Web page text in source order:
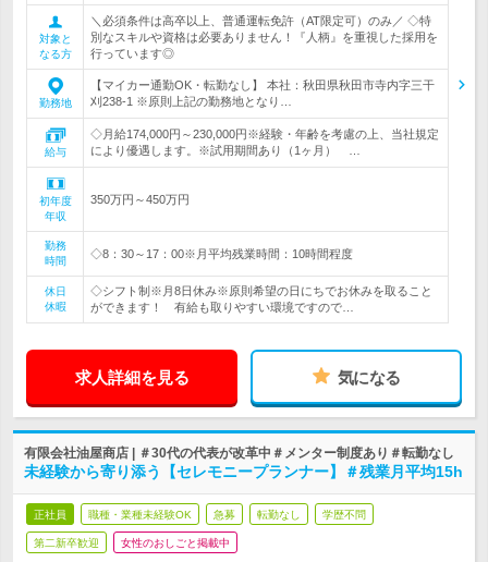
対象と
なる方
＼必須条件は高卒以上、普通運転免許（AT限定可）のみ／ ◇特
別なスキルや資格は必要ありません！『人柄』を重視した採用を
行っています◎
勤務地
【マイカー通勤OK・転勤なし】 本社：秋田県秋田市寺内字三干
刈238-1 ※原則上記の勤務地となり…
給与
◇月給174,000円～230,000円※経験・年齢を考慮の上、当社規定
により優遇します。※試用期間あり（1ヶ月） …
初年度
年収
350万円～450万円
勤務
時間
◇8：30～17：00※月平均残業時間：10時間程度
休日
休暇
◇シフト制※月8日休み※原則希望の日にちでお休みを取ること
ができます！ 有給も取りやすい環境ですので…
求人詳細を見る 気になる
有限会社油屋商店 | ＃30代の代表が改革中＃メンター制度あり＃転勤なし
未経験から寄り添う【セレモニープランナー】＃残業月平均15h
正社員 職種・業種未経験OK 急募 転勤なし 学歴不問
第二新卒歓迎 女性のおしごと掲載中